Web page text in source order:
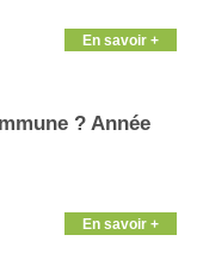
En savoir +
? Année
En savoir +